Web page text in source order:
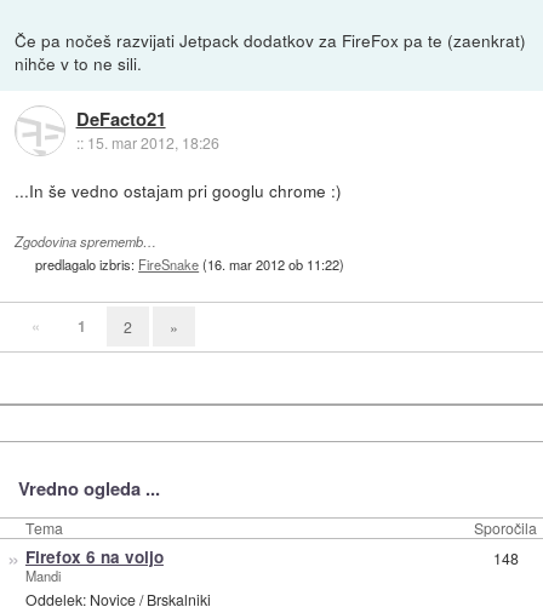
Če pa nočeš razvijati Jetpack dodatkov za FireFox pa te (zaenkrat)
nihče v to ne sili.
DeFacto21
:: 15. mar 2012, 18:26
...In še vedno ostajam pri googlu chrome :)
Zgodovina sprememb…
predlagalo izbris: FireSnake(16. mar 2012 ob 11:22)
« 1 2 »
Vredno ogleda ...
Tema Sporočila
» Firefox 6 na voljo
Mandi
Oddelek: Novice/Brskalniki
148